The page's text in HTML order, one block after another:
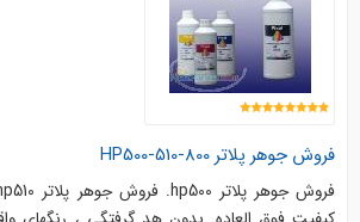
فروش جوهر پلاتر HP500-510-800